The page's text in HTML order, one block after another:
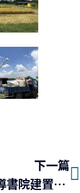
下一篇
協助善導書院建置智慧化的農場